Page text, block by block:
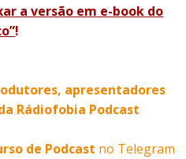
a versão em e-book do
!
apresentadores
Rádiofobia Podcast
de Podcast no Telegram